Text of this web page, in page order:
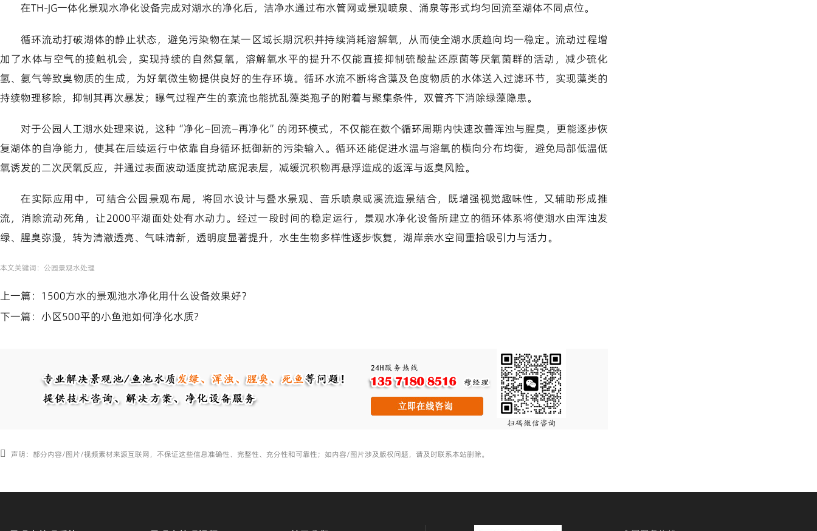
在TH-JG一体化景观水净化设备完成对湖水的净化后，洁净水通过布水管网或景观喷泉、涌泉等形式均匀回流至湖体不同点位。
循环流动打破湖体的静止状态，避免污染物在某一区域长期沉积并持续消耗溶解氧，从而使全湖水质趋向均一稳定。流动过程增
加了水体与空气的接触机会，实现持续的自然复氧，溶解氧水平的提升不仅能直接抑制硫酸盐还原菌等厌氧菌群的活动，减少硫化
氢、氨气等致臭物质的生成，为好氧微生物提供良好的生存环境。循环水流不断将含藻及色度物质的水体送入过滤环节，实现藻类的
持续物理移除，抑制其再次暴发；曝气过程产生的紊流也能扰乱藻类孢子的附着与聚集条件，双管齐下消除绿藻隐患。
对于公园人工湖水处理来说，这种“净化—回流—再净化”的闭环模式，不仅能在数个循环周期内快速改善浑浊与腥臭，更能逐步恢
复湖体的自净能力，使其在后续运行中依靠自身循环抵御新的污染输入。循环还能促进水温与溶氧的横向分布均衡，避免局部低温低
氧诱发的二次厌氧反应，并通过表面波动适度扰动底泥表层，减缓沉积物再悬浮造成的返浑与返臭风险。
在实际应用中，可结合公园景观布局，将回水设计与叠水景观、音乐喷泉或溪流造景结合，既增强视觉趣味性，又辅助形成推
流，消除流动死角，让2000平湖面处处有水动力。经过一段时间的稳定运行，景观水净化设备所建立的循环体系将使湖水由浑浊发
绿、腥臭弥漫，转为清澈透亮、气味清新，透明度显著提升，水生生物多样性逐步恢复，湖岸亲水空间重拾吸引力与活力。
本文关键词： 公园景观水处理
上一篇： 1500方水的景观池水净化用什么设备效果好？
下一篇： 小区500平的小鱼池如何净化水质?
声明：部分内容/图片/视频素材来源互联网，不保证这些信息准确性、完整性、充分性和可靠性；如内容/图片涉及版权问题，请及时联系本站删除。